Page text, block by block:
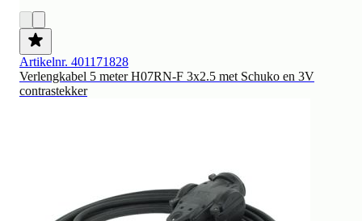
Artikelnr. 401171828
Verlengkabel 5 meter H07RN-F 3x2.5 met Schuko en 3V
contrastekker